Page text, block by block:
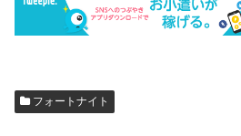
フォートナイト